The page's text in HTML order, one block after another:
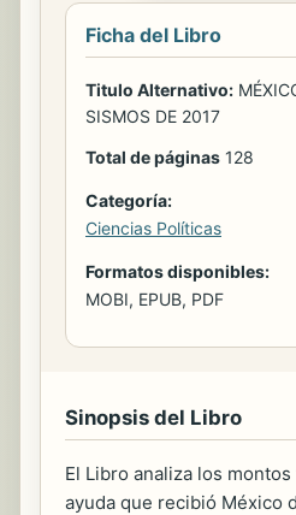
Ficha del Libro
Titulo Alternativo:
SISMOS DE 2017
Total de páginas 128
Categoría:
Ciencias Políticas
Formatos disponibles:
MOBI, EPUB, PDF
Sinopsis del Libro
El Libro analiza los
ayuda que recibió México